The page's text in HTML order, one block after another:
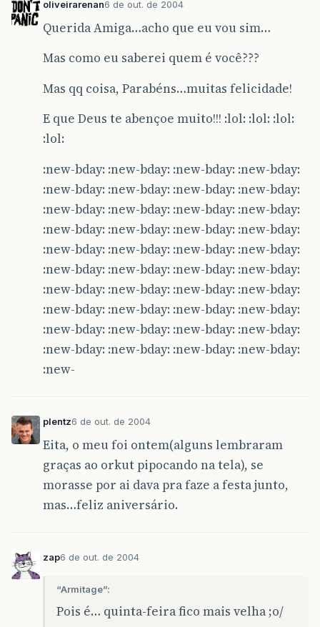
oliveirarenan6 de out. de 2004
Querida Amiga…acho que eu vou sim…
Mas como eu saberei quem é você???
Mas qq coisa, Parabéns…muitas felicidade!
E que Deus te abençoe muito!!! :lol: :lol: :lol:
:lol:
:new-bday: :new-bday: :new-bday: :new-bday:
:new-bday: :new-bday: :new-bday: :new-bday:
:new-bday: :new-bday: :new-bday: :new-bday:
:new-bday: :new-bday: :new-bday: :new-bday:
:new-bday: :new-bday: :new-bday: :new-bday:
:new-bday: :new-bday: :new-bday: :new-bday:
:new-bday: :new-bday: :new-bday: :new-bday:
:new-bday: :new-bday: :new-bday: :new-bday:
:new-bday: :new-bday: :new-bday: :new-bday:
:new-bday: :new-bday: :new-bday: :new-bday:
:new-
plentz6 de out. de 2004
Eita, o meu foi ontem(alguns lembraram
graças ao orkut pipocando na tela), se
morasse por ai dava pra faze a festa junto,
mas…feliz aniversário.
zap6 de out. de 2004
“Armitage”:
Pois é… quinta-feira fico mais velha ;o/